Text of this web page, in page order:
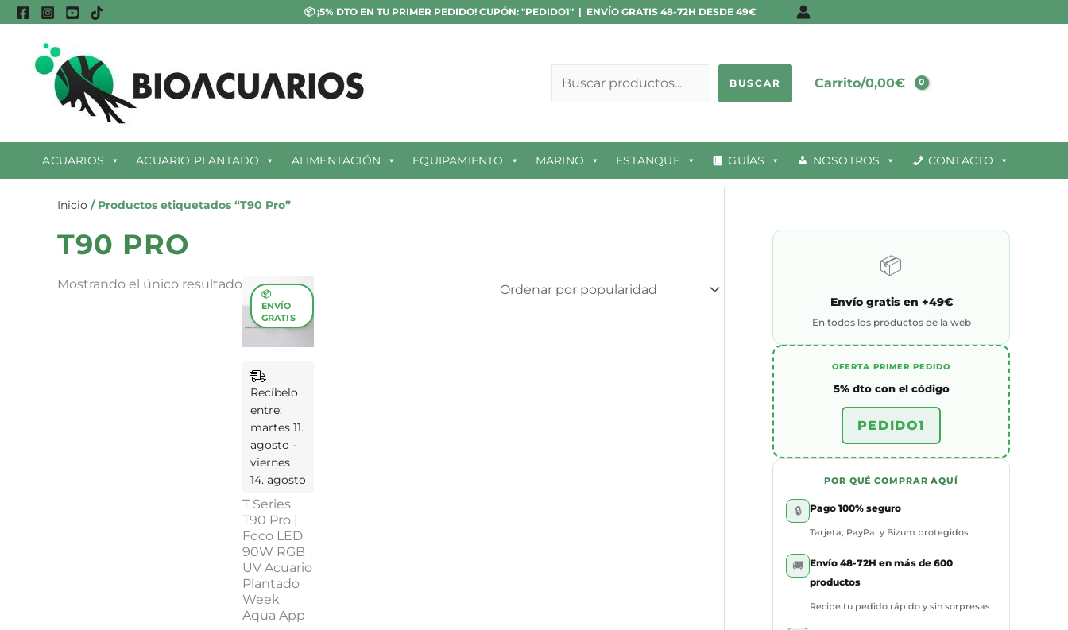
al
contenido
📦¡5% DTO EN TU PRIMER PEDIDO! CUPÓN: "PEDIDO1" | ENVÍO GRATIS 48-72H DESDE 49€
BUSCAR Carrito/0,00€
ACUARIOS ACUARIO PLANTADO ALIMENTACIÓN EQUIPAMIENTO MARINO ESTANQUE GUÍAS NOSOTROS CONTACTO
Inicio / Productos etiquetados “T90 Pro”
T90 PRO
Mostrando el único resultado
Recíbelo
entre:
martes 11.
agosto -
viernes
14. agosto
T Series
T90 Pro |
Foco LED
90W RGB
UV Acuario
Plantado
Week
Aqua App
📦
Envío gratis en +49€
En todos los productos de la web
OFERTA PRIMER PEDIDO
5% dto con el código
PEDIDO1
POR QUÉ COMPRAR AQUÍ
🔒 Pago 100% seguro
Tarjeta, PayPal y Bizum protegidos
🚚 Envío 48-72H en más de 600
productos
Recibe tu pedido rápido y sin sorpresas
t
o